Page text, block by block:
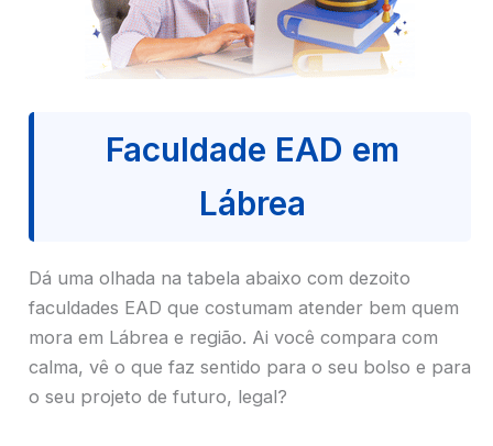
Faculdade EAD em
Lábrea
Dá uma olhada na tabela abaixo com dezoito
faculdades EAD que costumam atender bem quem
mora em Lábrea e região. Ai você compara com
calma, vê o que faz sentido para o seu bolso e para
o seu projeto de futuro, legal?